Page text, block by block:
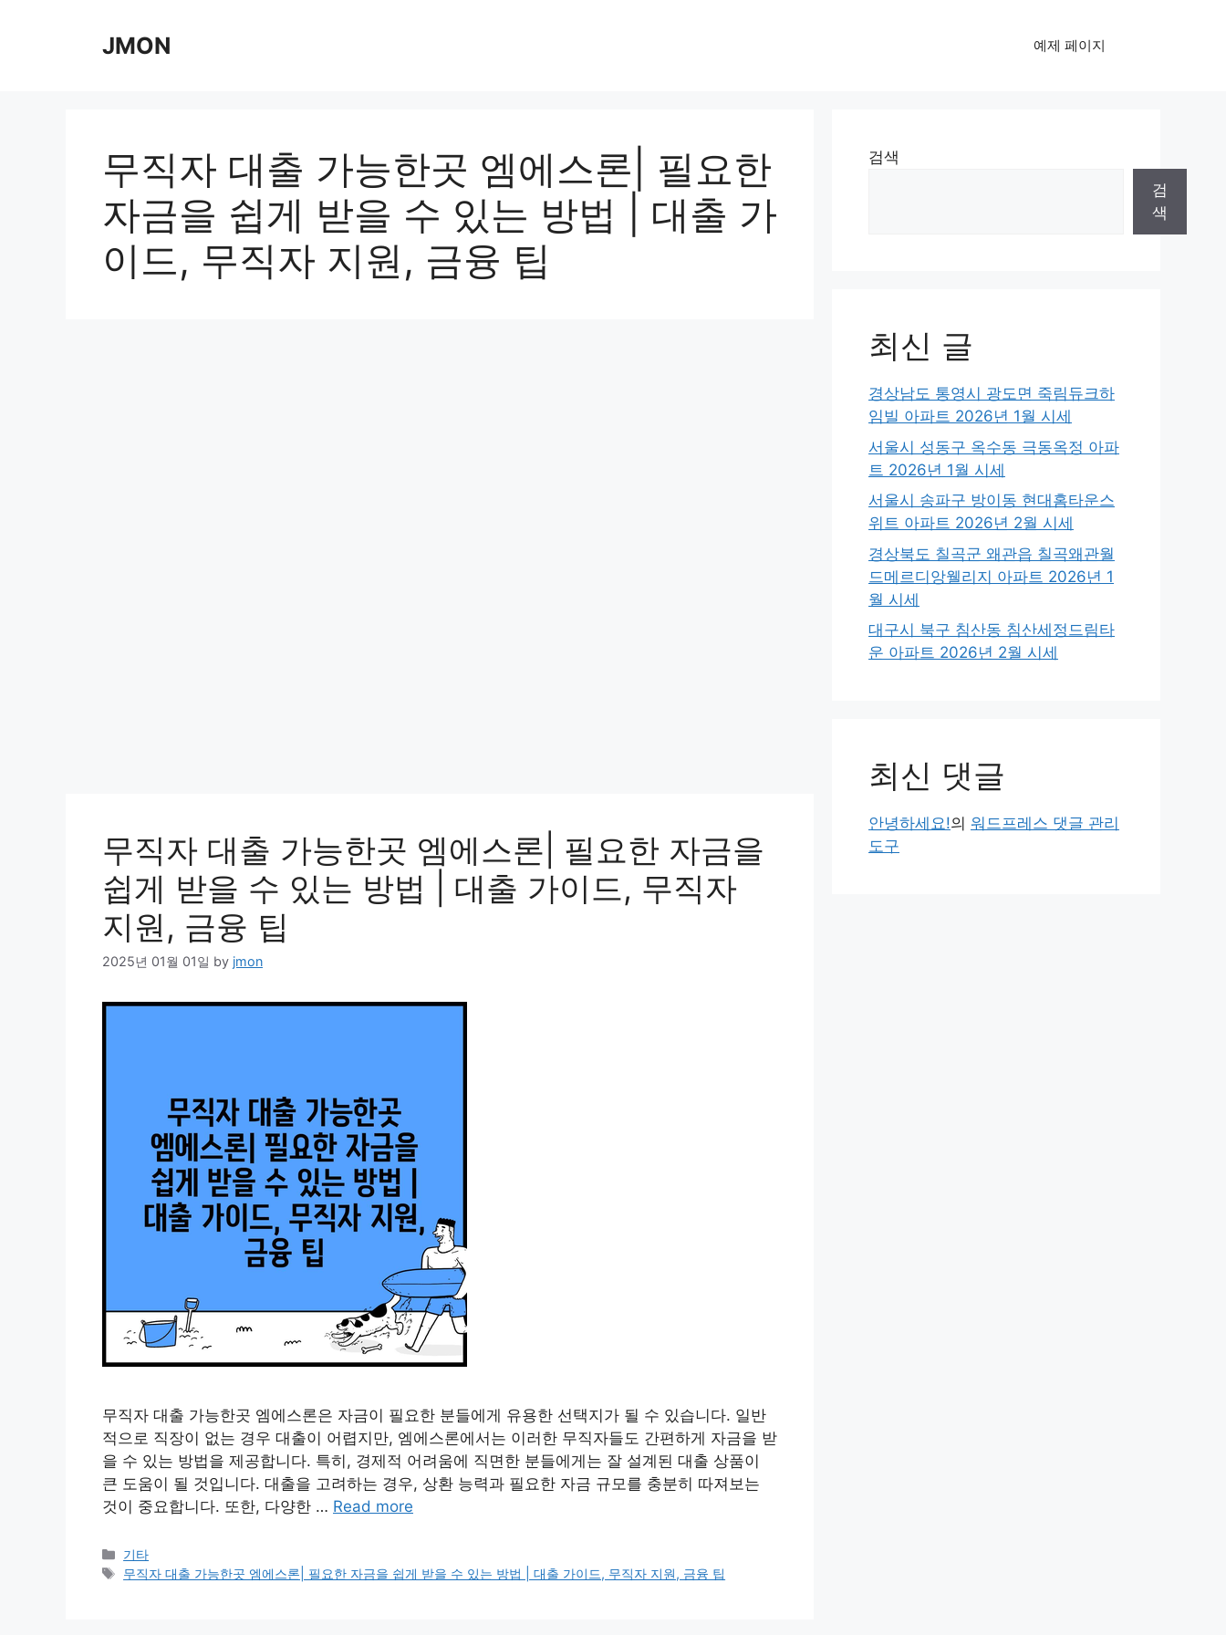
JMON 예제 페이지
무직자 대출 가능한곳 엠에스론| 필요한
자금을 쉽게 받을 수 있는 방법 | 대출 가
이드, 무직자 지원, 금융 팁
무직자 대출 가능한곳 엠에스론| 필요한 자금을
쉽게 받을 수 있는 방법 | 대출 가이드, 무직자
지원, 금융 팁
2025년 01월 01일 by jmon
무직자 대출 가능한곳 엠에스론은 자금이 필요한 분들에게 유용한 선택지가 될 수 있습니다. 일반
적으로 직장이 없는 경우 대출이 어렵지만, 엠에스론에서는 이러한 무직자들도 간편하게 자금을 받
을 수 있는 방법을 제공합니다. 특히, 경제적 어려움에 직면한 분들에게는 잘 설계된 대출 상품이
큰 도움이 될 것입니다. 대출을 고려하는 경우, 상환 능력과 필요한 자금 규모를 충분히 따져보는
것이 중요합니다. 또한, 다양한 … Read more
Categories
기타
Tags
무직자 대출 가능한곳 엠에스론| 필요한 자금을 쉽게 받을 수 있는 방법 | 대출 가이드, 무직자 지원, 금융 팁
검색
검
색
최신 글
경상남도 통영시 광도면 죽림듀크하
임빌 아파트 2026년 1월 시세
서울시 성동구 옥수동 극동옥정 아파
트 2026년 1월 시세
서울시 송파구 방이동 현대홈타운스
위트 아파트 2026년 2월 시세
경상북도 칠곡군 왜관읍 칠곡왜관월
드메르디앙웰리지 아파트 2026년 1
월 시세
대구시 북구 침산동 침산세정드림타
운 아파트 2026년 2월 시세
최신 댓글
안녕하세요!의 워드프레스 댓글 관리
도구